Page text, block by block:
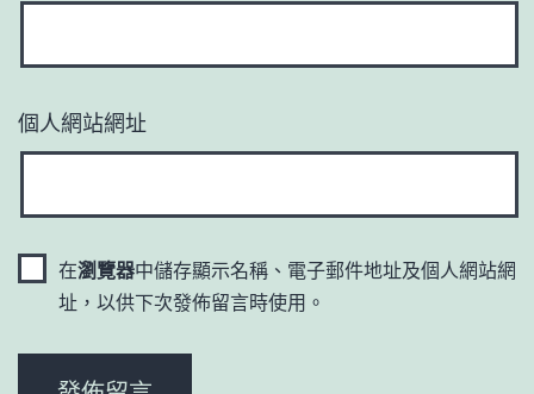
個人網站網址
在瀏覽器中儲存顯示名稱、電子郵件地址及個人網站網
址，以供下次發佈留言時使用。